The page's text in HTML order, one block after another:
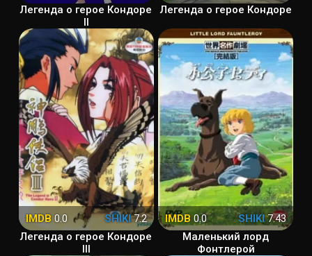
Легенда о герое Кондоре
II
Легенда о герое Кондоре
IMDB0.0 SHIKI7.2
Легенда о герое Кондоре
III
IMDB 0.0 SHIKI7.43
Маленький лорд
Фонтлерой